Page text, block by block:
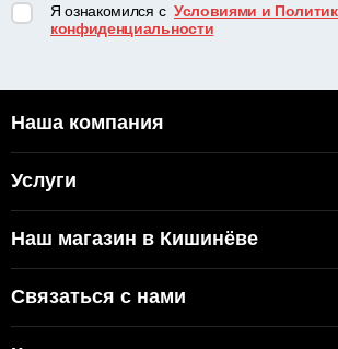
Я ознакомился с Условиями и
конфиденциальности
Наша компания
Услуги
Наш магазин в Кишинёве
Связаться с нами